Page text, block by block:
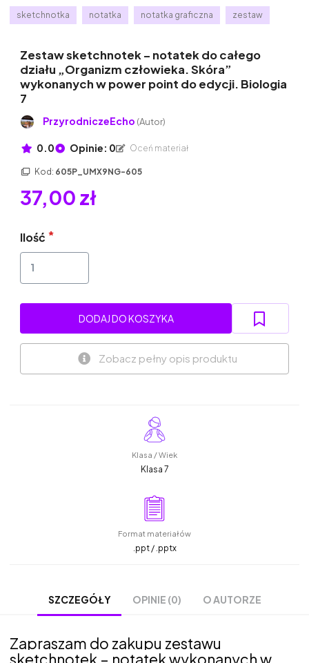
sketchnotka notatka notatka graficzna zestaw
Zestaw sketchnotek – notatek do całego
działu „Organizm człowieka. Skóra”
wykonanych w power point do edycji. Biologia
7
PrzyrodniczeEcho (Autor)
0.0 Opinie: 0 Oceń materiał
Kod: 605P_UMX9NG-605
37,00 zł
Ilość
DODAJ DO KOSZYKA
Zobacz pełny opis produktu
Klasa / Wiek
Klasa 7
Format materiałów
.ppt / .pptx
SZCZEGÓŁY OPINIE (0) O AUTORZE
Zapraszam do zakupu zestawu
sketchnotek – notatek wykonanych w